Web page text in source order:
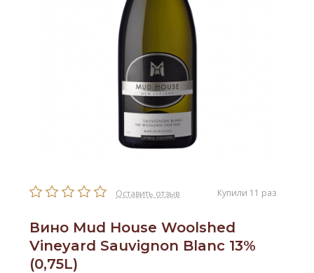
Оставить отзыв Купили 11 раз
Вино Mud House Woolshed
Vineyard Sauvignon Blanc 13%
(0,75L)